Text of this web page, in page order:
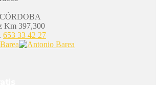
Km 397,300
653 33 42 27